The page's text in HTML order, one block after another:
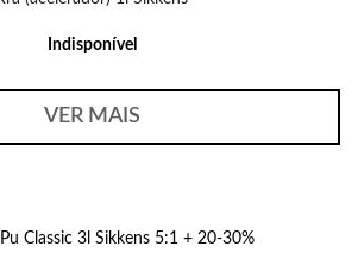
Indisponível
VER MAIS